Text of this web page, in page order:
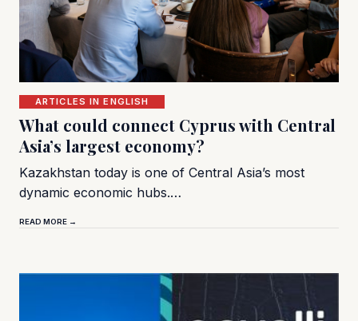
ARTICLES IN ENGLISH
What could connect Cyprus with Central
Asia’s largest economy?
Kazakhstan today is one of Central Asia’s most
dynamic economic hubs.…
READ MORE →